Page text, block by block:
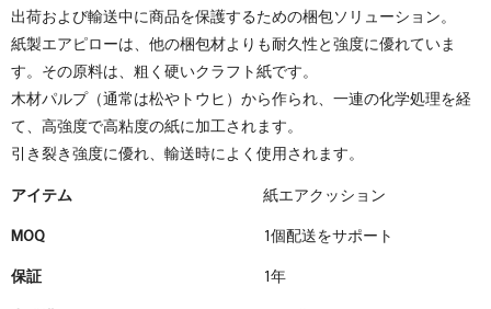
出荷および輸送中に商品を保護するための梱包ソリューション。
紙製エアピローは、他の梱包材よりも耐久性と強度に優れていま
す。その原料は、粗く硬いクラフト紙です。
木材パルプ（通常は松やトウヒ）から作られ、一連の化学処理を経
て、高強度で高粘度の紙に加工されます。
引き裂き強度に優れ、輸送時によく使用されます。
アイテム 紙エアクッション
MOQ 1個配送をサポート
保証 1年